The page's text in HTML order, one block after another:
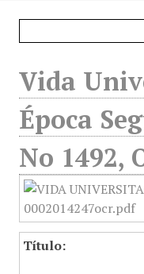
Vida
Época
No 1492,
Título: